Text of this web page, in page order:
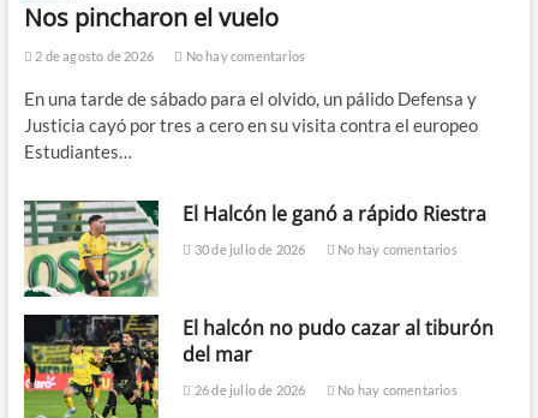
Nos pincharon el vuelo
2 de agosto de 2026 No hay comentarios
En una tarde de sábado para el olvido, un pálido Defensa y
Justicia cayó por tres a cero en su visita contra el europeo
Estudiantes…
El Halcón le ganó a rápido Riestra
30 de julio de 2026 No hay comentarios
El halcón no pudo cazar al tiburón
del mar
26 de julio de 2026 No hay comentarios